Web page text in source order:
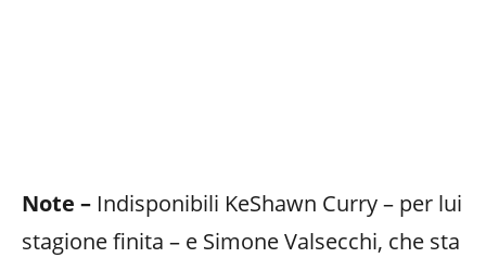
Note – Indisponibili KeShawn Curry – per lui
stagione finita – e Simone Valsecchi, che sta